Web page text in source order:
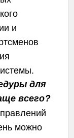
и
для
всего?
можно